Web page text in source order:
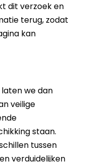
dit verzoek en
terug, zodat
kan
we dan
veilige
staan.
tussen
verduidelijken